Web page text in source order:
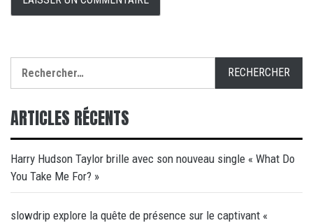
ARTICLES RÉCENTS
Harry Hudson Taylor brille avec son nouveau single « What Do
You Take Me For? »
slowdrip explore la quête de présence sur le captivant «